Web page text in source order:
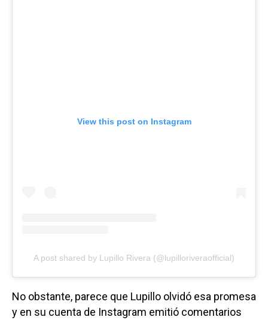
View this post on Instagram
A post shared by Lupillo Rivera (@lupilloriveraofficial)
No obstante, parece que Lupillo olvidó esa promesa
y en su cuenta de Instagram emitió comentarios